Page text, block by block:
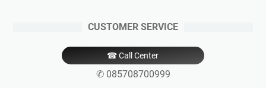
CUSTOMER SERVICE
☎ Call Center
✆ 085708700999